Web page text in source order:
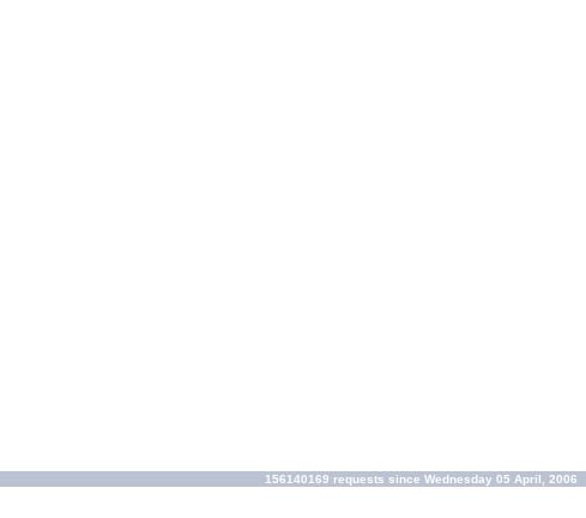
156140169 requests since Wednesday 05 April, 2006